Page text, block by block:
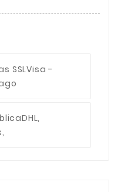
SSLVisa -
DHL,